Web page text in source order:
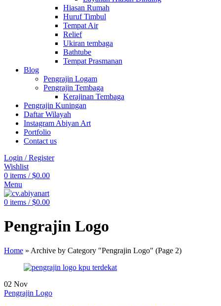
Hiasan Rumah
Huruf Timbul
Tempat Air
Relief
Ukiran tembaga
Bathtube
Tempat Prasmanan
Blog
Pengrajin Logam
Pengrajin Tembaga
Kerajinan Tembaga
Pengrajin Kuningan
Daftar Wilayah
Instagram Abiyan Art
Portfolio
Contact us
Login / Register
Wishlist
0 items / $0.00
Menu
0 items / $0.00
Pengrajin Logo
Home » Archive by Category "Pengrajin Logo" (Page 2)
02 Nov
Pengrajin Logo